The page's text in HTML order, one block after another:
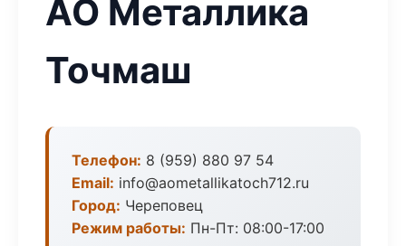
АО Металлика
Точмаш
Телефон: 8 (959) 880 97 54
Email: info@aometallikatoch712.ru
Город: Череповец
Режим работы: Пн-Пт: 08:00-17:00